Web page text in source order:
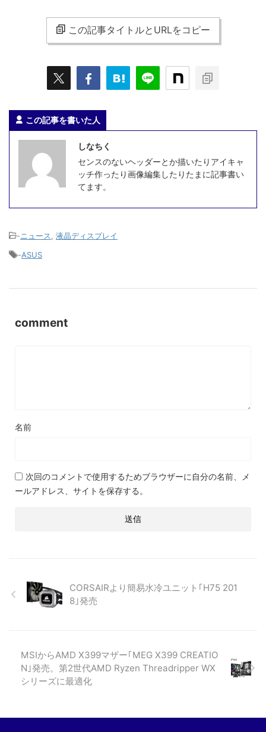
この記事タイトルとURLをコピー
この記事を書いた人
しなちく
センスのないヘッダーとか描いたりアイキャ
ッチ作ったり画像編集したりたまに記事書い
てます。
-ニュース
液晶ディスプレイ
-ASUS
comment
名前
次回のコメントで使用するためブラウザーに自分の名前、メ
ールアドレス、サイトを保存する。
CORSAIRより簡易水冷ユニット｢H75 201
8｣発売
MSIからAMD X399マザー｢MEG X399 CREATIO
N｣発売。第2世代AMD Ryzen Threadripper WX
シリーズに最適化